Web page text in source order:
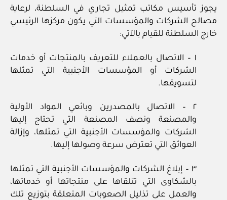
يجوز تأسيس مكاتب تمثيل تجاري في السلطنة، لرعاية
مصالح الشركات والمؤسسات التي يكون مركزها الرئيسي
خارج السلطنة للقيام بالآتي:
١ – الاتصال بالعملاء للتعريف بالمنتجات أو خدمات
الشركات أو المؤسسات الأجنبية التي تمثلها
لتسويقها.
٢ – الاتصال بالمصدرين وبائعي المواد الأولية
والمصنعة ونصف المصنعة التي تحتاج إليها
الشركات والمؤسسات الأجنبية التي تمثلها، وإزالة
العوائق التي تعترض سرعة وصولها إليها.
٣ – إبلاغ الشركات والمؤسسات الأجنبية التي تمثلها
بالشكاوى التي تتلقاها على منتجاتها أو خدماتها،
والعمل على تذليل الصعوبات المتعلقة بتوزيع تلك